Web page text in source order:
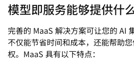
模型即服务能够提供什
完善的 MaaS 解决方案可让您的 AI
不仅能节省时间和成本，还能帮助
权。MaaS 具有以下特点：